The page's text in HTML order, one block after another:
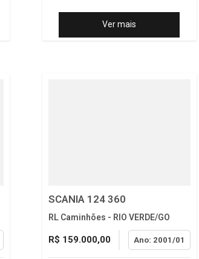
Ver mais
SCANIA 124 360
RL Caminhões - RIO VERDE/GO
R$ 159.000,00 Ano: 2001/01